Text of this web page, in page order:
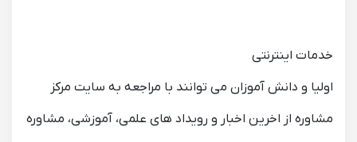
خدمات اینترنتی
اولیا و دانش آموزان می توانند با مراجعه به سایت مرکز
مشاوره از اخرین اخبار و رویداد های علمی، آموزشی، مشاوره